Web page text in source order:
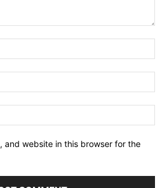
and website in this browser for the